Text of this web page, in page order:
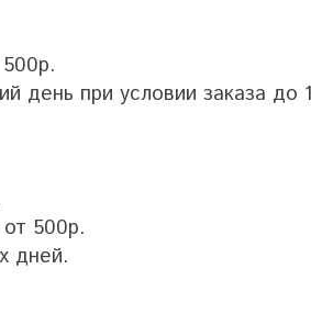
день при условии заказа до
500р.
дней.